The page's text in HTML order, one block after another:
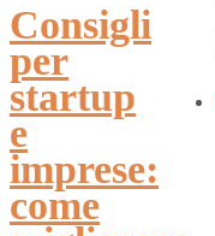
Consigli
per
startup
e
imprese:
come